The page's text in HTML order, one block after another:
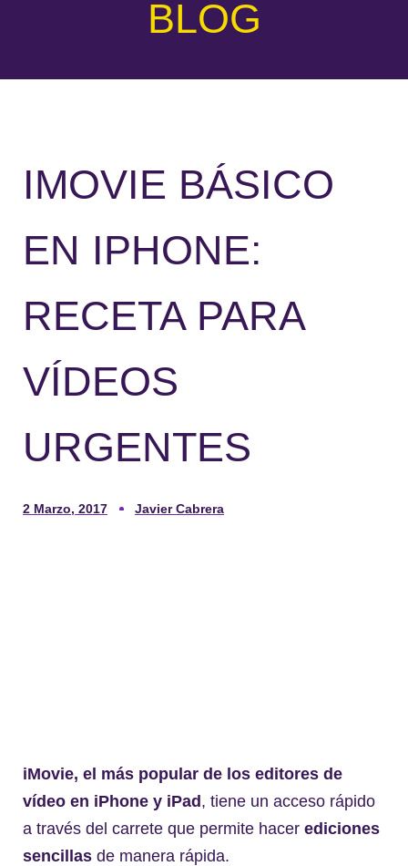
BLOG
IMOVIE BÁSICO
EN IPHONE:
RECETA PARA
VÍDEOS
URGENTES
2 Marzo, 2017 Javier Cabrera
iMovie, el más popular de los editores de
vídeo en iPhone y iPad, tiene un acceso rápido
a través del carrete que permite hacer ediciones
sencillas de manera rápida.